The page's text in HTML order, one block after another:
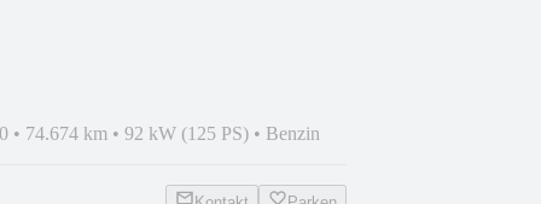
• 74.674 km • 92 kW (125 PS) • Benzin